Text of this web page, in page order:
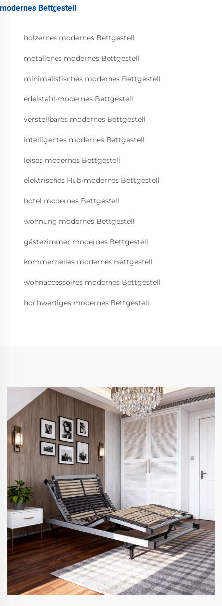
modernes Bettgestell
holzernes modernes Bettgestell
metallenes modernes Bettgestell
minimalistisches modernes Bettgestell
edelstahl-modernes Bettgestell
verstellbares modernes Bettgestell
intelligentes modernes Bettgestell
leises modernes Bettgestell
elektrisches Hub-modernes Bettgestell
hotel modernes Bettgestell
wohnung modernes Bettgestell
gästezimmer modernes Bettgestell
kommerzielles modernes Bettgestell
wohnaccessoires modernes Bettgestell
hochwertiges modernes Bettgestell